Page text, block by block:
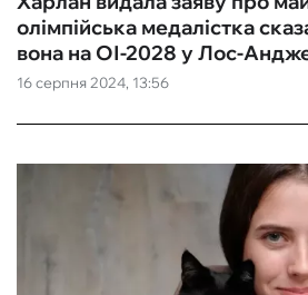
16 серпня 2024, 13:56
олімпійська медалістка
вона на ОІ-2028 у Лос-